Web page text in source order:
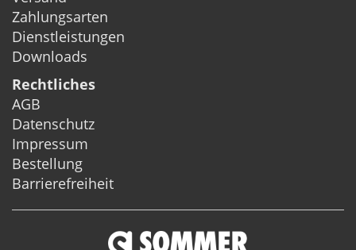
Zahlungsarten
Dienstleistungen
Downloads
Rechtliches
AGB
Datenschutz
Impressum
Bestellung
Barrierefreiheit